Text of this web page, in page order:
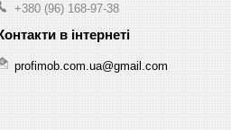
+380 (96) 168-97-38
profimob.com.ua@gmail.com